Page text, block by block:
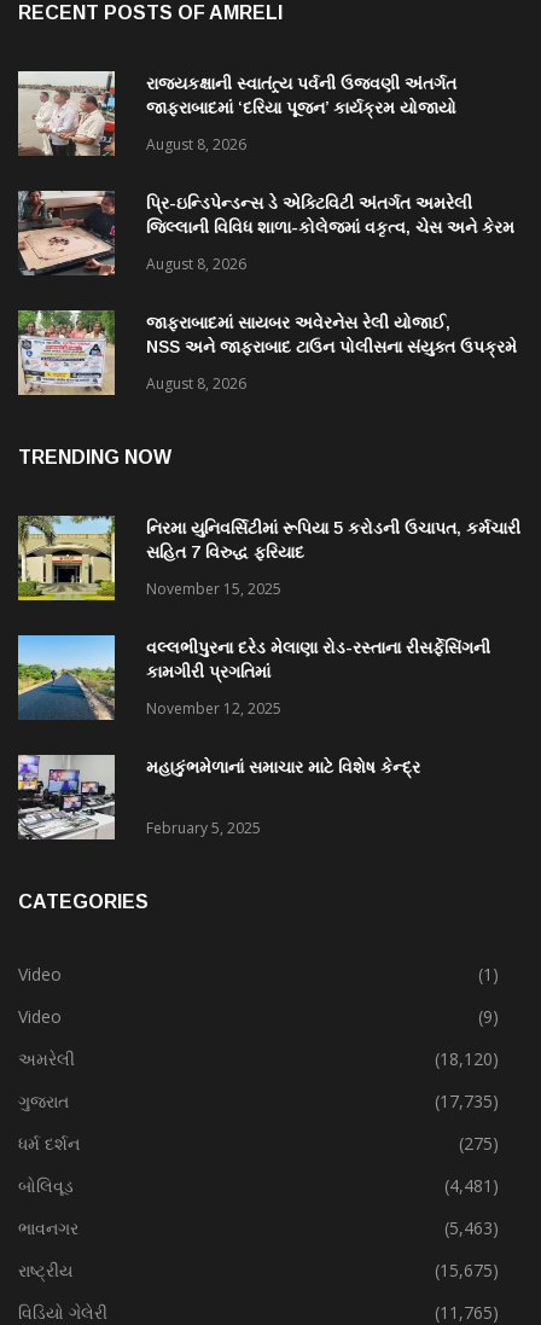
RECENT POSTS OF AMRELI
રાજ્યકક્ષાની સ્વાતંત્ર્ય પર્વની ઉજવણી અંતર્ગત
જાફરાબાદમાં ‘દરિયા પૂજન’ કાર્યક્રમ યોજાયો
August 8, 2026
પ્રિ-ઇન્ડિપેન્ડન્સ ડે એક્ટિવિટી અંતર્ગત અમરેલી
જિલ્લાની વિવિધ શાળા-કોલેજમાં વકૃત્વ, ચેસ અને કેરમ
August 8, 2026
જાફરાબાદમાં સાયબર અવેરનેસ રેલી યોજાઈ,
NSS અને જાફરાબાદ ટાઉન પોલીસના સંયુક્ત ઉપક્રમે
August 8, 2026
TRENDING NOW
નિરમા યુનિવર્સિટીમાં રૂપિયા 5 કરોડની ઉચાપત, કર્મચારી
સહિત 7 વિરુદ્ધ ફરિયાદ
November 15, 2025
વલ્લભીપુરના દરેડ મેલાણા રોડ-રસ્તાના રીસર્ફેસિંગની
કામગીરી પ્રગતિમાં
November 12, 2025
મહાકુંભમેળાનાં સમાચાર માટે વિશેષ કેન્દ્ર
February 5, 2025
CATEGORIES
Video
(1)
Video
(9)
અમરેલી
(18,120)
ગુજરાત
(17,735)
ધર્મ દર્શન
(275)
બોલિવૂડ
(4,481)
ભાવનગર
(5,463)
રાષ્ટ્રીય
(15,675)
વિડિયો ગેલેરી
(11,765)